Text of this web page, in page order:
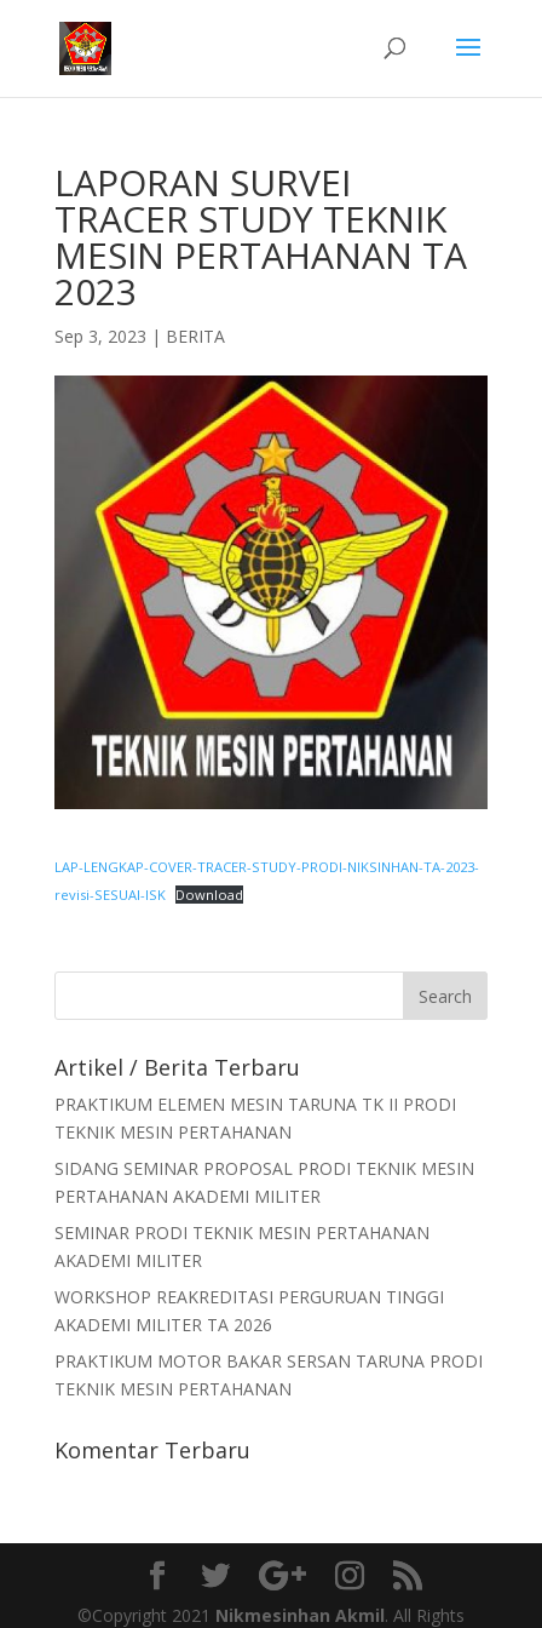
LAPORAN SURVEI
TRACER STUDY TEKNIK
MESIN PERTAHANAN TA
2023
Sep 3, 2023 | BERITA
LAP-LENGKAP-COVER-TRACER-STUDY-PRODI-NIKSINHAN-TA-2023-
revisi-SESUAI-ISK
Download
Artikel / Berita Terbaru
PRAKTIKUM ELEMEN MESIN TARUNA TK II PRODI
TEKNIK MESIN PERTAHANAN
SIDANG SEMINAR PROPOSAL PRODI TEKNIK MESIN
PERTAHANAN AKADEMI MILITER
SEMINAR PRODI TEKNIK MESIN PERTAHANAN
AKADEMI MILITER
WORKSHOP REAKREDITASI PERGURUAN TINGGI
AKADEMI MILITER TA 2026
PRAKTIKUM MOTOR BAKAR SERSAN TARUNA PRODI
TEKNIK MESIN PERTAHANAN
Komentar Terbaru
©Copyright 2021 Nikmesinhan Akmil. All Rights